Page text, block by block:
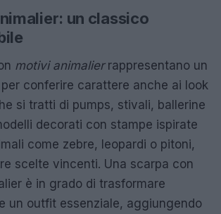
un classico
motivi animalierrappresentano un
conferire carattere anche ai look
si tratti di pumps, stivali, ballerine
decorati con stampe ispirate
come zebre, leopardi o pitoni,
scelte vincenti. Una scarpa con
è in grado di trasformare
un outfit essenziale, aggiungendo